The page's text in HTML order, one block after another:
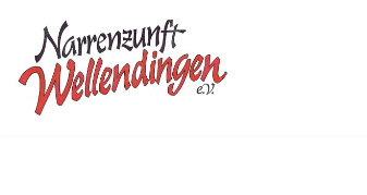
Zum
Inhalt
springen